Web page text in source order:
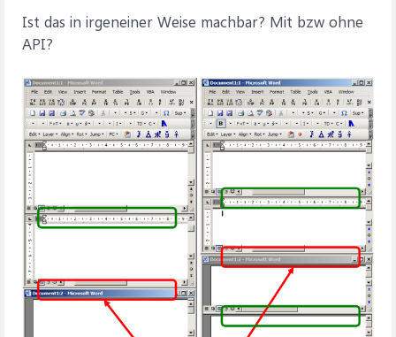
Ist das in irgeneiner Weise machbar? Mit bzw ohne
API?